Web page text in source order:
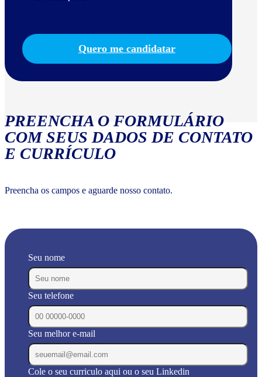
Quero me candidatar
PREENCHA O FORMULÁRIO
COM SEUS DADOS DE CONTATO
E CURRÍCULO
Preencha os campos e aguarde nosso contato.
Seu nome
Seu telefone
Seu melhor e-mail
Cole o seu curriculo aqui ou o seu Linkedin